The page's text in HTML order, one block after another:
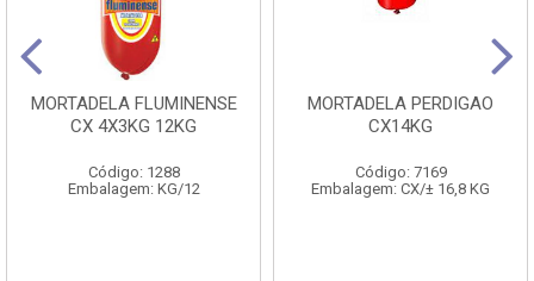
MORTADELA FLUMINENSE
CX 4X3KG 12KG
Código: 1288
Embalagem: KG/12
MORTADELA PERDIGAO
CX14KG
Código: 7169
Embalagem: CX/± 16,8 KG